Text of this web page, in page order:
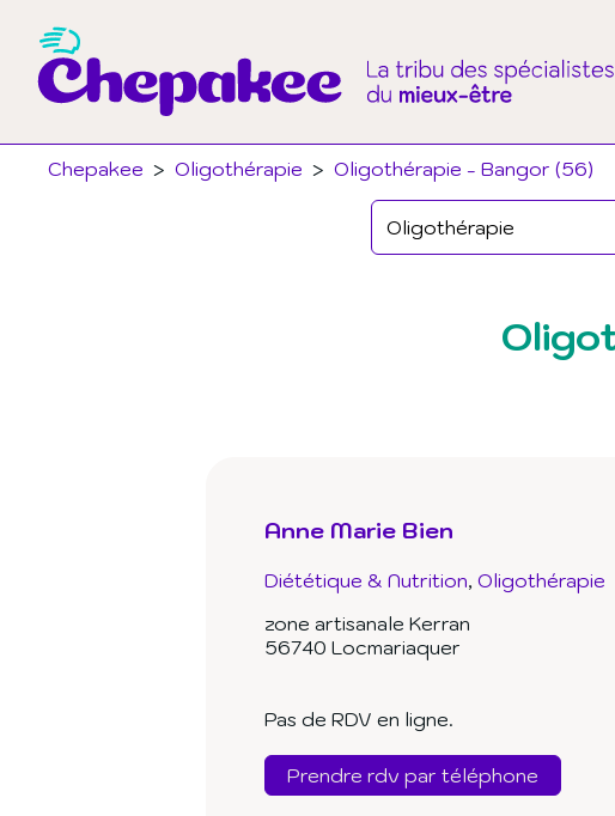
Chepakee > Oligothérapie > Oligothérapie - Bangor (56)
Anne Marie Bien
Diététique & Nutrition Oligothérapie
zone artisanale Kerran
56740 Locmariaquer
Pas de RDV en ligne.
Prendre rdv par téléphone